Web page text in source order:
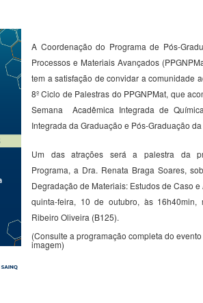
A Coordenação do Programa de Pós-
Processos e Materiais Avançados
tem a satisfação de convidar a comunidade
8º Ciclo de Palestras do PPGNPMat, que
Semana Acadêmica Integrada de
Integrada da Graduação e Pós-Graduação
Um das atrações será a palestra da
Programa, a Dra. Renata Braga Soares,
Degradação de Materiais: Estudos de Caso
quinta-feira, 10 de outubro, às 16h40min,
Ribeiro Oliveira (B125).
(Consulte a programação completa do
imagem)